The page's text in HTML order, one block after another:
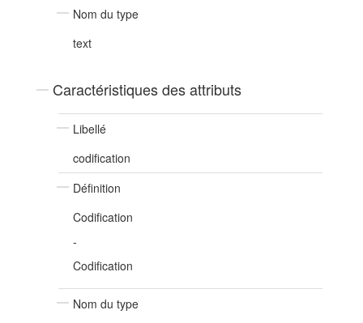
Nom du type
text
Caractéristiques des attributs
Libellé
codification
Définition
Codification
-
Codification
Nom du type